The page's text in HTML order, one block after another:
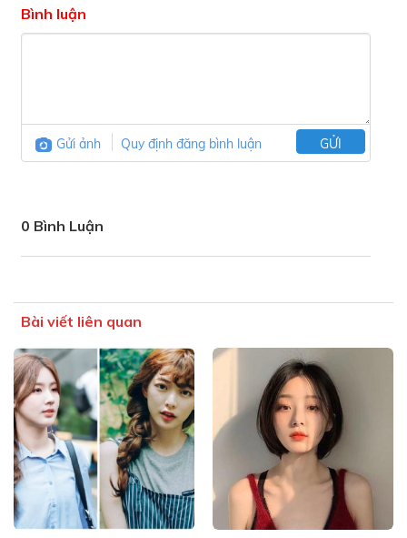
Bình luận
Gửi ảnh Quy định đăng bình luận GỬI
0 Bình Luận
Bài viết liên quan